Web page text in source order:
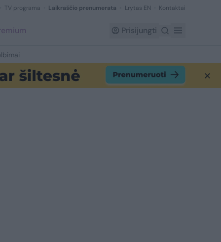
TV programa Laikraščio prenumerata Lrytas EN Kontaktai
Prisijungti